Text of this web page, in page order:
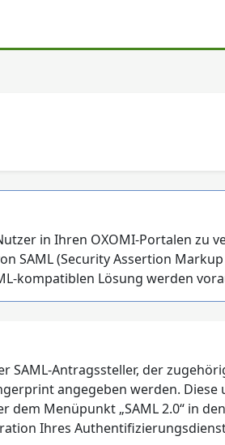
in Ihren OXOMI-Portalen zu
SAML (Security Assertion
kompatiblen Lösung werden
Antragssteller, der
angegeben werden. Diese
Menüpunkt „SAML 2.0“ in
Ihres